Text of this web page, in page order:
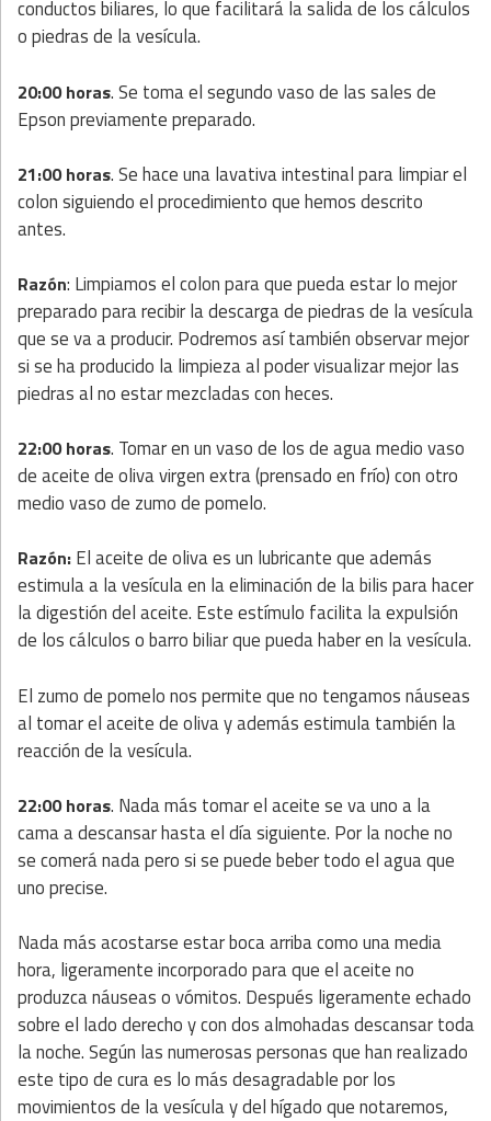
conductos biliares, lo que facilitará la salida de los cálculos
o piedras de la vesícula.
20:00 horas. Se toma el segundo vaso de las sales de
Epson previamente preparado.
21:00 horas. Se hace una lavativa intestinal para limpiar el
colon siguiendo el procedimiento que hemos descrito
antes.
Razón: Limpiamos el colon para que pueda estar lo mejor
preparado para recibir la descarga de piedras de la vesícula
que se va a producir. Podremos así también observar mejor
si se ha producido la limpieza al poder visualizar mejor las
piedras al no estar mezcladas con heces.
22:00 horas. Tomar en un vaso de los de agua medio vaso
de aceite de oliva virgen extra (prensado en frío) con otro
medio vaso de zumo de pomelo.
Razón: El aceite de oliva es un lubricante que además
estimula a la vesícula en la eliminación de la bilis para hacer
la digestión del aceite. Este estímulo facilita la expulsión
de los cálculos o barro biliar que pueda haber en la vesícula.
El zumo de pomelo nos permite que no tengamos náuseas
al tomar el aceite de oliva y además estimula también la
reacción de la vesícula.
22:00 horas. Nada más tomar el aceite se va uno a la
cama a descansar hasta el día siguiente. Por la noche no
se comerá nada pero si se puede beber todo el agua que
uno precise.
Nada más acostarse estar boca arriba como una media
hora, ligeramente incorporado para que el aceite no
produzca náuseas o vómitos. Después ligeramente echado
sobre el lado derecho y con dos almohadas descansar toda
la noche. Según las numerosas personas que han realizado
este tipo de cura es lo más desagradable por los
movimientos de la vesícula y del hígado que notaremos,